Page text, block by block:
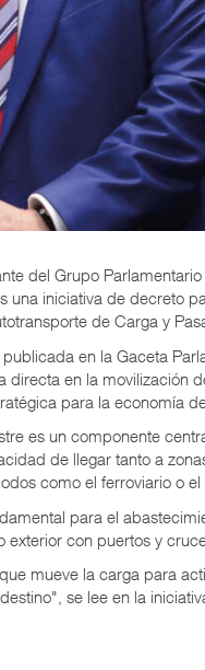
del Grupo
una iniciativa de decreto
de Carga y
en la Gaceta
en la movilización
para la economía
es un componente
de llegar tanto a
como el ferroviario o el
para el
con puertos y
mueve la carga para
se lee en la
APM Terminals
EE.UU. plantea nuevas
05 AGO 2026